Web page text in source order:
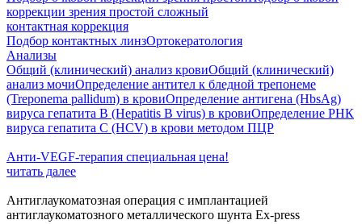
коррекции зрения простой сложный
контактная коррекция
Подбор контактных линзОртокератология
Анализы
Общий (клинический) анализ кровиОбщий (клинический)
анализ мочиОпределение антител к бледной трепонеме
(Treponema pallidum) в кровиОпределение антигена (HbsAg)
вируса гепатита B (Hepatitis B virus) в кровиОпределение РНК
вируса гепатита С (HCV) в крови методом ПЦР
Анти‑VEGF‑терапия специальная цена!
читать далее
Антиглаукоматозная операция с имплантацией
антиглаукоматозного металлического шунта Ex-press